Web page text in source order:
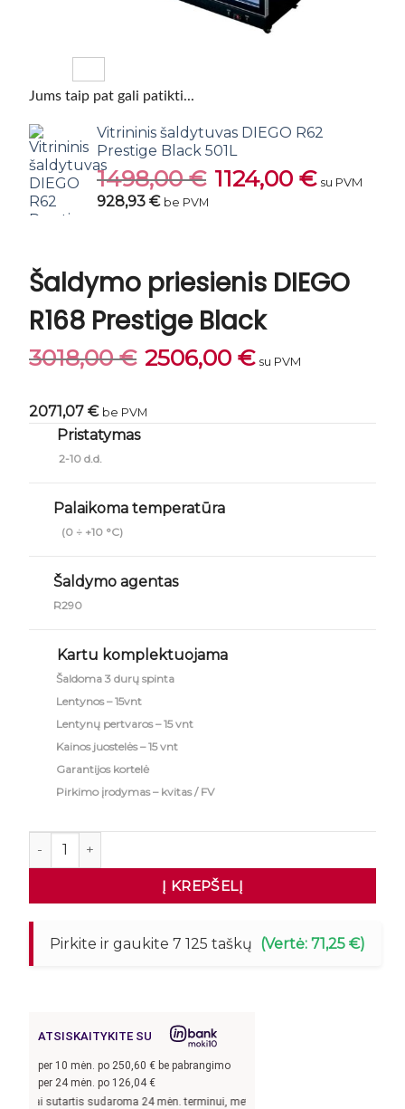
Jums taip pat gali patikti...
Vitrininis šaldytuvas DIEGO R62
Prestige Black 501L
1498,00€ Original
price
1124,00 €Current
price
su PVM
928,93 € be PVM
Šaldymo priesienis DIEGO
R168 Prestige Black
3018,00€ Original
price
2506,00 €Current
price
su PVM
2071,07 € be PVM
Pristatymas
2-10 d.d.
Palaikoma temperatūra
(0 ÷ +10 °C)
Šaldymo agentas
R290
Kartu komplektuojama
Šaldoma 3 durų spinta
Lentynos – 15vnt
Lentynų pertvaros – 15 vnt
Kainos juostelės – 15 vnt
Garantijos kortelė
Pirkimo įrodymas – kvitas / FV
produkto kiekis: Šaldymo priesienis DIEGO R168
Į KREPŠELĮ
Pirkite ir gaukite 7 125 taškų (Vertė: 71,25 €)
ATSISKAITYKITE SU
per 10 mėn. po 250,60 € be pabrangimo
per 24 mėn. po 126,04€
sutartis sudaroma 24 mėn. terminui, metinė palūkanų norma –